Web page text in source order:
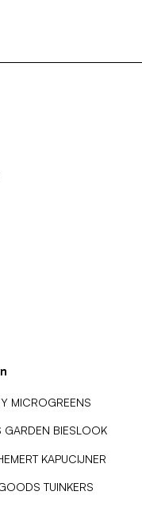
MICROGREENS
GARDEN BIESLOOK
KAPUCIJNER
TUINKERS